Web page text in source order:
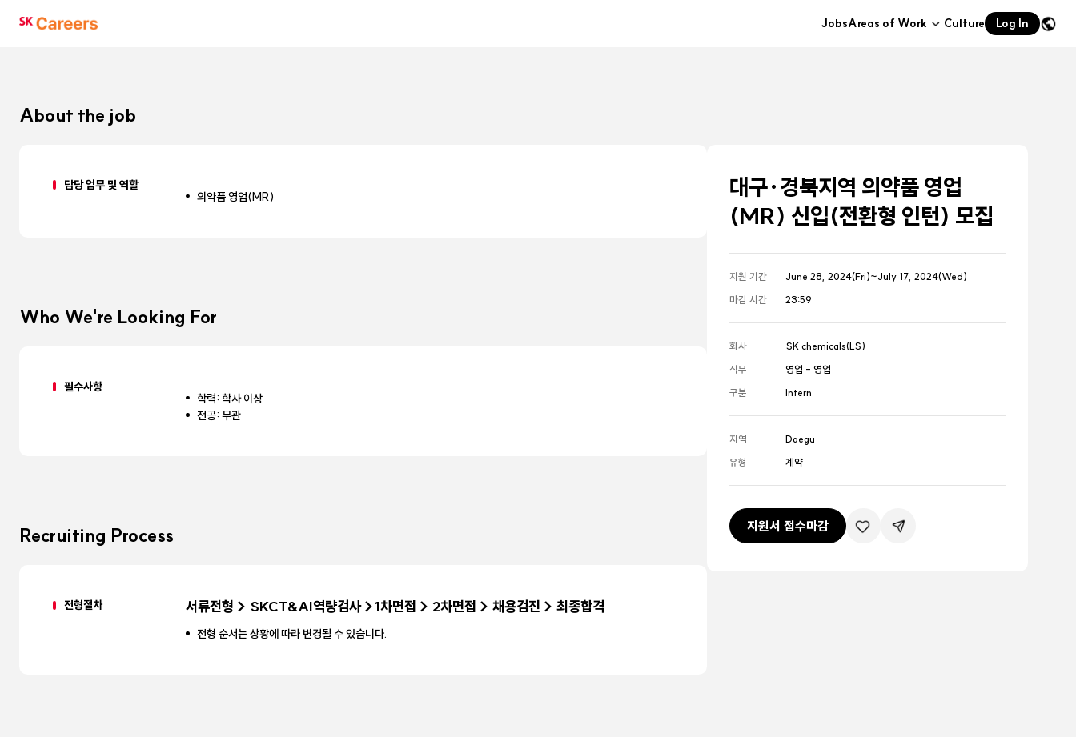
SK
JobsAreas of Work
하위메뉴
Culture Log In
About the job
담당 업무 및 역할
의약품 영업(MR)
Who We're Looking For
필수사항
학력: 학사 이상
전공: 무관
Recruiting Process
전형절차 서류전형 > SKCT&AI역량검사 >1차면접 > 2차면접 > 채용검진 > 최종합격
전형 순서는 상황에 따라 변경될 수 있습니다.
대구·경북지역 의약품 영업
(MR) 신입(전환형 인턴) 모집
지원 기간
June 28, 2024(Fri)~July 17, 2024(Wed)
마감 시간
23:59
회사
SK chemicals(LS)
직무
영업 - 영업
구분
Intern
지역
Daegu
유형
계약
지원서 접수마감 관심공고등록공유하기버튼